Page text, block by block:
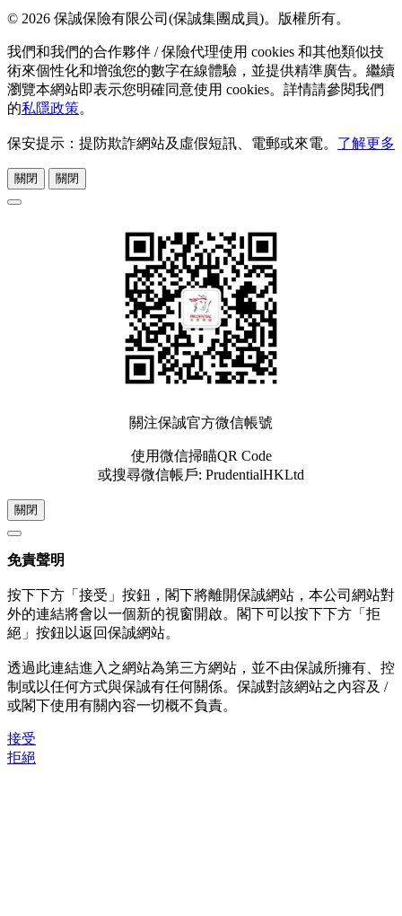
© 2026 保誠保險有限公司(保誠集團成員)。版權所有。
我們和我們的合作夥伴 / 保險代理使用 cookies 和其他類似技
術來個性化和增強您的數字在線體驗，並提供精準廣告。繼續
瀏覽本網站即表示您明確同意使用 cookies。詳情請參閱我們
的私隱政策。
保安提示：提防欺詐網站及虛假短訊、電郵或來電。 了解更多
關閉 關閉
關注保誠官方微信帳號
使用微信掃瞄QR Code
或搜尋微信帳戶: PrudentialHKLtd
關閉
免責聲明
按下下方「接受」按鈕，閣下將離開保誠網站，本公司網站對
外的連結將會以一個新的視窗開啟。閣下可以按下下方「拒
絕」按鈕以返回保誠網站。
透過此連結進入之網站為第三方網站，並不由保誠所擁有、控
制或以任何方式與保誠有任何關係。保誠對該網站之內容及 /
或閣下使用有關內容一切概不負責。
接受
拒絕